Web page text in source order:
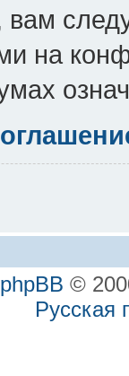
вам
на
phpBB ©
Русская